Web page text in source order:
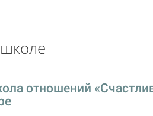
отношений